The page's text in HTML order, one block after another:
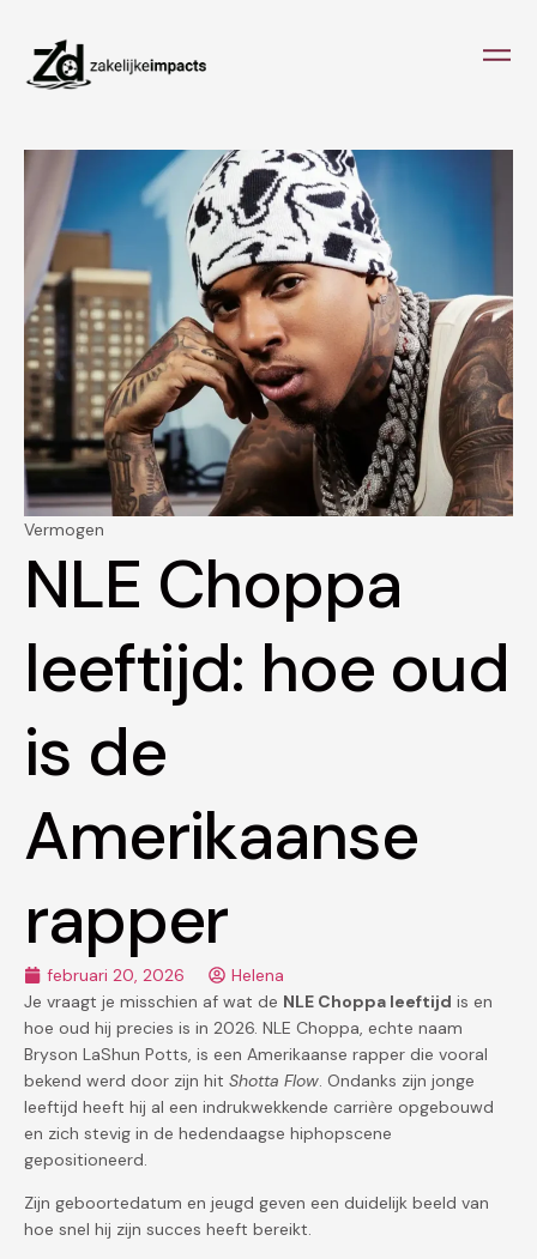
Vermogen
NLE Choppa
leeftijd: hoe oud
is de
Amerikaanse
rapper
februari 20, 2026
Helena
Je vraagt je misschien af wat de NLE Choppa leeftijd is en
hoe oud hij precies is in 2026. NLE Choppa, echte naam
Bryson LaShun Potts, is een Amerikaanse rapper die vooral
bekend werd door zijn hit Shotta Flow. Ondanks zijn jonge
leeftijd heeft hij al een indrukwekkende carrière opgebouwd
en zich stevig in de hedendaagse hiphopscene
gepositioneerd.
Zijn geboortedatum en jeugd geven een duidelijk beeld van
hoe snel hij zijn succes heeft bereikt.